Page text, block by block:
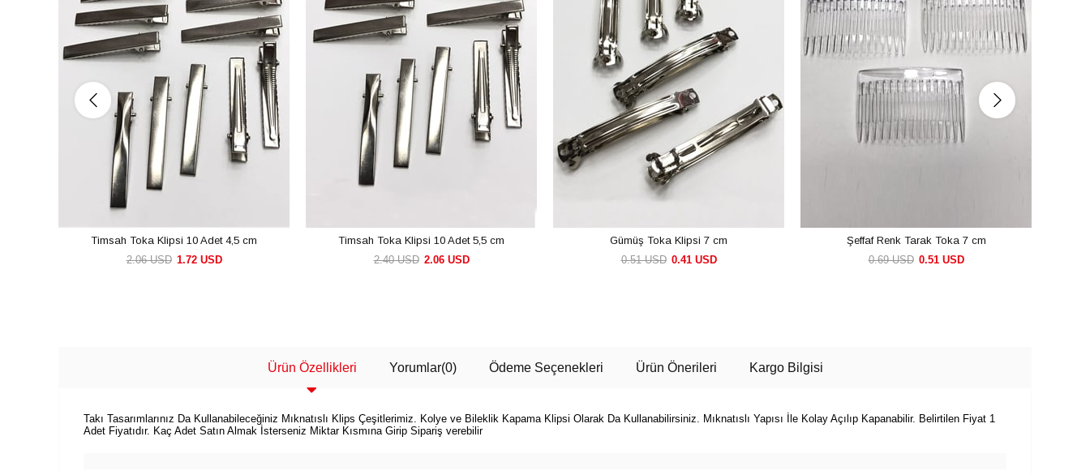
Timsah Toka Klipsi 10 Adet 4,5 cm
1.72 USD
2.06 USD
Timsah Toka Klipsi 10 Adet 5,5 cm
2.06 USD
2.40 USD
Gümüş Toka Klipsi 7 cm
0.41 USD
0.51 USD
Şeffaf Renk Tarak Toka 7 cm
0.51 USD
0.69 USD
Ürün Özellikleri Yorumlar(0) Ödeme Seçenekleri Ürün Önerileri Kargo Bilgisi
Takı Tasarımlarınız Da Kullanabileceğiniz Mıknatıslı Klips Çeşitlerimiz. Kolye ve Bileklik Kapama Klipsi Olarak Da Kullanabilirsiniz. Mıknatıslı Yapısı İle Kolay Açılıp Kapanabilir. Belirtilen Fiyat 1
Adet Fiyatıdır. Kaç Adet Satın Almak İsterseniz Miktar Kısmına Girip Sipariş verebilir